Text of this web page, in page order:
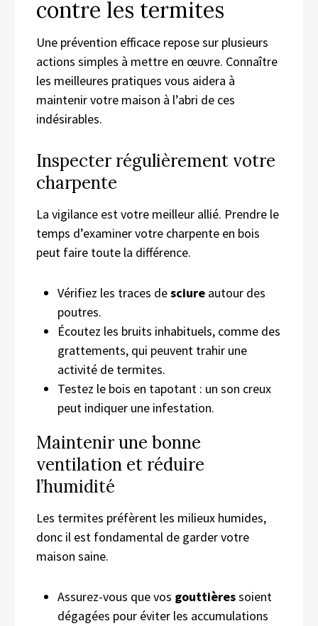
contre les termites
Une prévention efficace repose sur plusieurs
actions simples à mettre en œuvre. Connaître
les meilleures pratiques vous aidera à
maintenir votre maison à l’abri de ces
indésirables.
Inspecter régulièrement votre
charpente
La vigilance est votre meilleur allié. Prendre le
temps d’examiner votre charpente en bois
peut faire toute la différence.
Vérifiez les traces desciure autour des
poutres.
Écoutez les bruits inhabituels, comme des
grattements, qui peuvent trahir une
activité de termites.
Testez le bois en tapotant : un son creux
peut indiquer une infestation.
Maintenir une bonne
ventilation et réduire
l’humidité
Les termites préfèrent les milieux humides,
donc il est fondamental de garder votre
maison saine.
Assurez-vous que vos gouttièressoient
dégagées pour éviter les accumulations